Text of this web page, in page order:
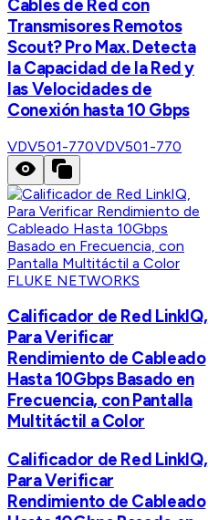
Cables de Red con
Transmisores Remotos
Scout? Pro Max. Detecta
la Capacidad de la Red y
las Velocidades de
Conexión hasta 10 Gbps
VDV501-770VDV501-770
FLUKE NETWORKS
Calificador de Red LinkIQ,
Para Verificar
Rendimiento de Cableado
Hasta 10Gbps Basado en
Frecuencia, con Pantalla
Multitáctil a Color
Calificador de Red LinkIQ,
Para Verificar
Rendimiento de Cableado